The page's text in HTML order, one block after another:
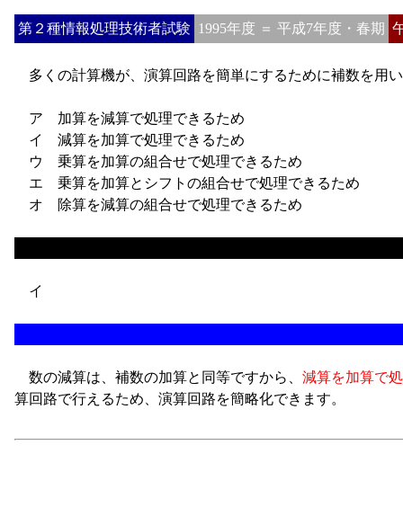
第２種情報処理技術者試験 1995年度 ＝ 平成7年度・春期
多くの計算機が、演算回路を簡単にするために補数を用
ア 加算を減算で処理できるため
イ
減算を加算で処理できるため
ウ
乗算を加算の組合せで処理できるため
エ 乗算を加算とシフトの組合せで処理できるため
オ 除算を減算の組合せで処理できるため
イ
数の減算は、補数の加算と同等ですから、 減算を加算で
算回路で行えるため、演算回路を簡略化できます。